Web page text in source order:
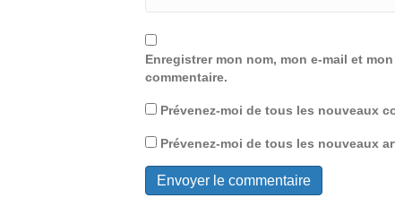
Enregistrer mon nom, mon e-mail et
commentaire.
Prévenez-moi de tous les nouveaux
Prévenez-moi de tous les nouveaux